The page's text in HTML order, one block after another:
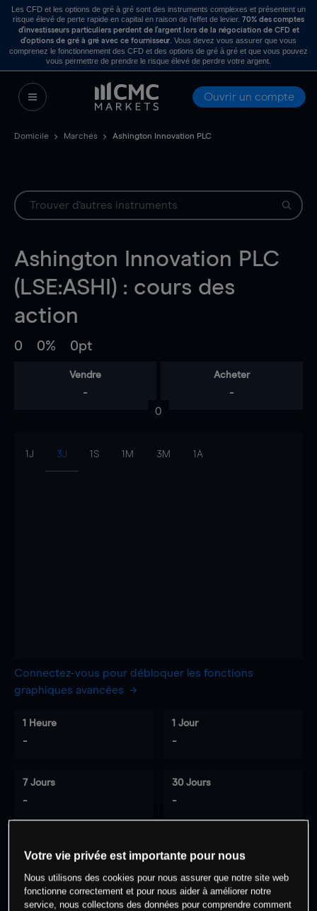
Les CFD et les options de gré à gré sont des instruments complexes et présentent un
risque élevé de perte rapide en capital en raison de l’effet de levier. 70% des comptes
d’investisseurs particuliers perdent de l’argent lors de la négociation de CFD et
d’options de gré à gré avec ce fournisseur . Vous devez vous assurer que vous
comprenez le fonctionnement des CFD et des options de gré à gré et que vous pouvez
vous permettre de prendre le risque élevé de perdre votre argent.
Ouvrir un compte
Domicile Marchés Ashington Innovation PLC
Ashington Innovation PLC
(LSE:ASHI) : cours des
action
0 0% 0pt
Vendre
-
Acheter
-
0
1J 3J 1S 1M 3M 1A
Connectez-vous pour débloquer les fonctions
graphiques avancées
1 Heure
-
1 Jour
-
7 Jours
-
30 Jours
-
0% des clients ont une position à
cet actif
Votre vie privée est importante pour nous
Nous utilisons des cookies pour nous assurer que notre site web
fonctionne correctement et pour nous aider à améliorer notre
service, nous collectons des données pour comprendre comment